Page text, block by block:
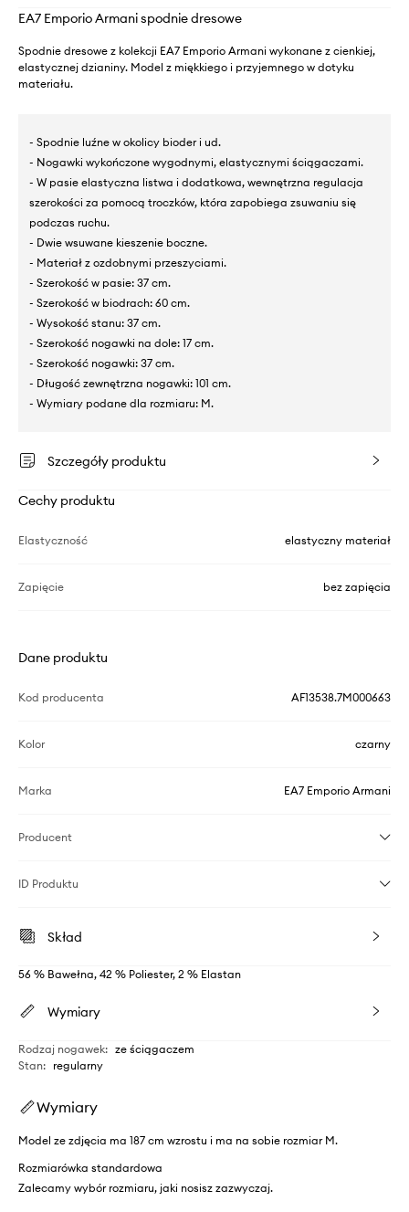
EA7 Emporio Armani spodnie dresowe
Spodnie dresowe z kolekcji EA7 Emporio Armani wykonane z cienkiej,
elastycznej dzianiny. Model z miękkiego i przyjemnego w dotyku
materiału.
- Spodnie luźne w okolicy bioder i ud.
- Nogawki wykończone wygodnymi, elastycznymi ściągaczami.
- W pasie elastyczna listwa i dodatkowa, wewnętrzna regulacja
szerokości za pomocą troczków, która zapobiega zsuwaniu się
podczas ruchu.
- Dwie wsuwane kieszenie boczne.
- Materiał z ozdobnymi przeszyciami.
- Szerokość w pasie: 37 cm.
- Szerokość w biodrach: 60 cm.
- Wysokość stanu: 37 cm.
- Szerokość nogawki na dole: 17 cm.
- Szerokość nogawki: 37 cm.
- Długość zewnętrzna nogawki: 101 cm.
- Wymiary podane dla rozmiaru: M.
Szczegóły produktu
Cechy produktu
Elastyczność elastyczny materiał
Zapięcie bez zapięcia
Dane produktu
Kod producenta AF13538.7M000663
Kolor czarny
Marka EA7 Emporio Armani
Producent
ID Produktu
Skład
56 % Bawełna, 42 % Poliester, 2 % Elastan
Wymiary
Rodzaj nogawek: ze ściągaczem
Stan: regularny
Wymiary
Model ze zdjęcia ma 187 cm wzrostu i ma na sobie rozmiar M.
Rozmiarówka standardowa
Zalecamy wybór rozmiaru, jaki nosisz zazwyczaj.